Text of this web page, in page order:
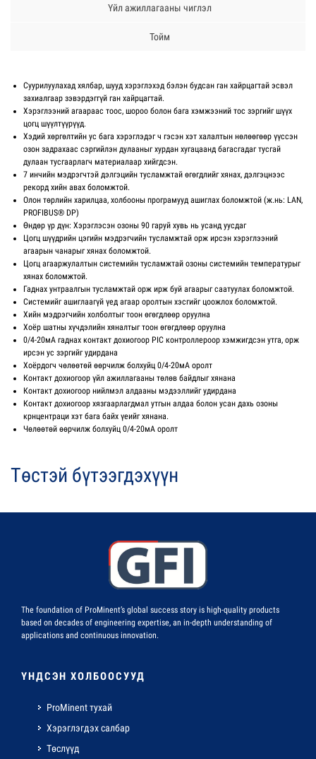
Үйл ажиллагааны чиглэл
Тойм
Суурилуулахад хялбар, шууд хэрэглэхэд бэлэн будсан ган хайрцагтай эсвэл
захиалгаар зэвэрдэггүй ган хайрцагтай.
Хэрэглээний агаараас тоос, шороо болон бага хэмжээний тос зэргийг шүүх
цогц шүүлтүүрүүд.
Хэдий хөргөлтийн ус бага хэрэглэдэг ч гэсэн хэт халалтын нөлөөгөөр үүссэн
озон задрахаас сэргийлэн дулааныг хурдан хугацаанд багасгадаг тусгай
дулаан тусгаарлагч материалаар хийгдсэн.
7 инчийн мэдрэгчтэй дэлгэцийн тусламжтай өгөгдлийг хянах, дэлгэцнээс
рекорд хийн авах боломжтой.
Олон төрлийн харилцаа, холбооны програмууд ашиглах боломжтой (ж.нь: LAN,
PROFIBUS® DP)
Өндөр үр дүн: Хэрэглэсэн озоны 90 гаруй хувь нь усанд уусдаг
Цогц шүүдрийн цэгийн мэдрэгчийн тусламжтай орж ирсэн хэрэглээний
агаарын чанарыг хянах боломжтой.
Цогц агааржулалтын системийн тусламжтай озоны системийн температурыг
хянах боломжтой.
Гаднах унтраалгын тусламжтай орж ирж буй агаарыг саатуулах боломжтой.
Системийг ашиглаагүй үед агаар оролтын хэсгийг цоожлох боломжтой.
Хийн мэдрэгчийн холболтыг тоон өгөгдлөөр оруулна
Хоёр шатны хүчдэлийн хяналтыг тоон өгөгдлөөр оруулна
0/4-20мА гаднах контакт дохиогоор PIC контроллероор хэмжигдсэн утга, орж
ирсэн ус зэргийг удирдана
Хоёрдогч чөлөөтөй өөрчилж болхуйц 0/4-20мА оролт
Контакт дохиогоор үйл ажиллагааны төлөв байдлыг хянана
Контакт дохиогоор нийлмэл алдааны мэдээллийг удирдана
Контакт дохиогоор хязгаарлагдмал утгын алдаа болон усан дахь озоны
крнцентраци хэт бага байх үеийг хянана.
Чөлөөтөй өөрчилж болхуйц 0/4-20мА оролт
Төстэй бүтээгдэхүүн
The foundation of ProMinent’s global success story is high-quality products
based on decades of engineering expertise, an in-depth understanding of
applications and continuous innovation.
ҮНДСЭН ХОЛБООСУУД
ProMinent тухай
Хэрэглэгдэх салбар
Төслүүд